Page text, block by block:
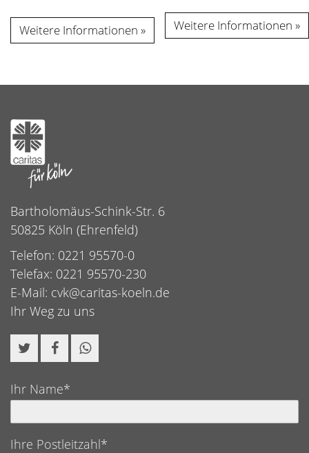
Weitere Informationen Weitere Informationen
Bartholomäus-Schink-Str. 6
50825 Köln (Ehrenfeld)
Telefon: 0221 95570-0
Telefax: 0221 95570-230
E-Mail: cvk@caritas-koeln.de
Ihr Weg zu uns
Ihr Name*
Ihre Postleitzahl*